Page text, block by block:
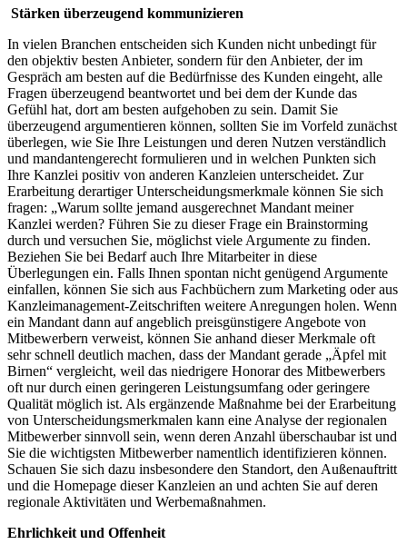
Stärken überzeugend kommunizieren
In vielen Branchen entscheiden sich Kunden nicht unbedingt für
den objektiv besten Anbieter, sondern für den Anbieter, der im
Gespräch am besten auf die Bedürfnisse des Kunden eingeht, alle
Fragen überzeugend beantwortet und bei dem der Kunde das
Gefühl hat, dort am besten aufgehoben zu sein. Damit Sie
überzeugend argumentieren können, sollten Sie im Vorfeld zunächst
überlegen, wie Sie Ihre Leistungen und deren Nutzen verständlich
und mandantengerecht formulieren und in welchen Punkten sich
Ihre Kanzlei positiv von anderen Kanzleien unterscheidet. Zur
Erarbeitung derartiger Unterscheidungsmerkmale können Sie sich
fragen: „Warum sollte jemand ausgerechnet Mandant meiner
Kanzlei werden? Führen Sie zu dieser Frage ein Brainstorming
durch und versuchen Sie, möglichst viele Argumente zu finden.
Beziehen Sie bei Bedarf auch Ihre Mitarbeiter in diese
Überlegungen ein. Falls Ihnen spontan nicht genügend Argumente
einfallen, können Sie sich aus Fachbüchern zum Marketing oder aus
Kanzleimanagement-Zeitschriften weitere Anregungen holen. Wenn
ein Mandant dann auf angeblich preisgünstigere Angebote von
Mitbewerbern verweist, können Sie anhand dieser Merkmale oft
sehr schnell deutlich machen, dass der Mandant gerade „Äpfel mit
Birnen“ vergleicht, weil das niedrigere Honorar des Mitbewerbers
oft nur durch einen geringeren Leistungsumfang oder geringere
Qualität möglich ist. Als ergänzende Maßnahme bei der Erarbeitung
von Unterscheidungsmerkmalen kann eine Analyse der regionalen
Mitbewerber sinnvoll sein, wenn deren Anzahl überschaubar ist und
Sie die wichtigsten Mitbewerber namentlich identifizieren können.
Schauen Sie sich dazu insbesondere den Standort, den Außenauftritt
und die Homepage dieser Kanzleien an und achten Sie auf deren
regionale Aktivitäten und Werbemaßnahmen.
Ehrlichkeit und Offenheit